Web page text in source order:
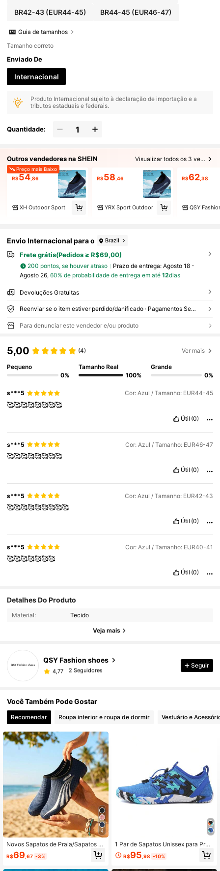
BR42-43(EUR44-45) BR44-45 (EUR46-47)
Guia de tamanhos
Tamanho correto
Enviado De
Internacional
Produto Internacional sujeito à declaração de importação e a
tributos estaduais e federais.
Quantidade:
Outros vendedores na SHEIN Visualizar todos os 3 vendedores
Preço mais Baixo
R$54,86
XH Outdoor Sport
R$58 ,46
YRX Sport Outdoor
R$62,38
QSY
Envio Internacional para o Brazil
Frete grátis(Pedidos ≥ R$69,00)
200 pontos, se houver atraso Prazo de entrega: Agosto 18 -
Agosto 26, 60% de probabilidade de entrega em até 12dias
Devoluções Gratuitas
Reenviar se o item estiver perdido/danificado · Pagamentos Seguros · Proteção de privacidade
Para denunciar este vendedor e/ou produto
5,00 (4) Ver mais
Pequeno
0%
Tamanho Real
100%
Grande
0%
s***5 Cor: Azul / Tamanho: EUR44-45
🥰🥰🥰🥰🥰🥰🥰🥰
Útil (0)
s***5 Cor: Azul / Tamanho: EUR46-47
🥰🥰🥰🥰🥰🥰🥰🥰
Útil (0)
s***5 Cor: Azul / Tamanho: EUR42-43
🥰🥰🥰🥰🥰🥰🥰🥰🥰
Útil (0)
s***5 Cor: Azul / Tamanho: EUR40-41
🥰🥰🥰🥰🥰🥰🥰
Útil (0)
Detalhes Do Produto
Material: Tecido
Veja mais
QSY Fashion shoes
4,77
2 Seguidores
a***1 seguido1 dia atrás
Seguir
Você Também Pode Gostar
Recomendar Roupa interior e roupa de dormir Vestuário e
4
Novos Sapatos de Praia/Sapatos A
quáticos para Homens e Mulheres;
Confortáveis e Duráveis; Novos Esti
R$69 ,67 -3%
1 Par de Sapatos Unissex para Prai
a e Uso Externo, Sapatos Descalço
s de Cinco Dedos, Leves & Respirá
R$95 ,98 -10%